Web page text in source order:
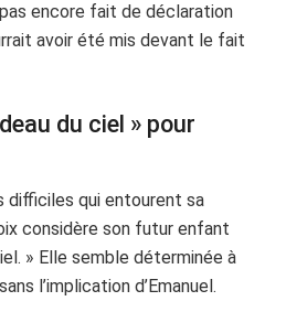
pas encore fait de déclaration
avoir été mis devant le fait
du ciel » pour
difficiles qui entourent sa
considère son futur enfant
» Elle semble déterminée à
l’implication d’Emanuel.